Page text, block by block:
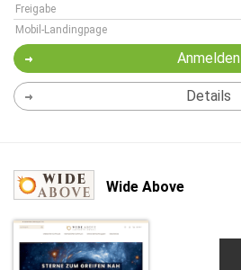
Freigabe
Mobil-Landingpage
Anmelden
Details
Wide Above